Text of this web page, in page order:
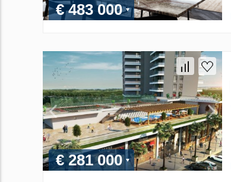
€ 483 000
€ 281 000